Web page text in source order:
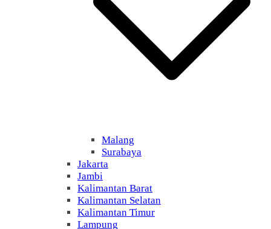
Malang
Surabaya
Jakarta
Jambi
Kalimantan Barat
Kalimantan Selatan
Kalimantan Timur
Lampung